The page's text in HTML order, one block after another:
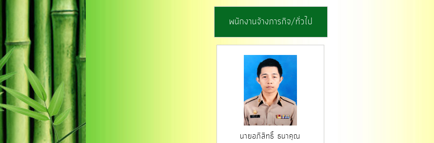
พนักงานจ้างภารกิจ/ทั่วไป
นายอภิสิทธิ์ ธนาคุณ